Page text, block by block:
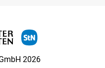
2026